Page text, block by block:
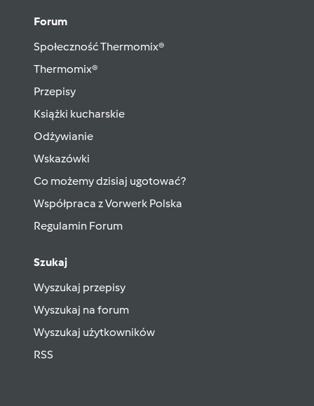
Forum
Społeczność Thermomix®
Thermomix®
Przepisy
Książki kucharskie
Odżywianie
Wskazówki
Co możemy dzisiaj ugotować?
Współpraca z Vorwerk Polska
Regulamin Forum
Szukaj
Wyszukaj przepisy
Wyszukaj na forum
Wyszukaj użytkowników
RSS